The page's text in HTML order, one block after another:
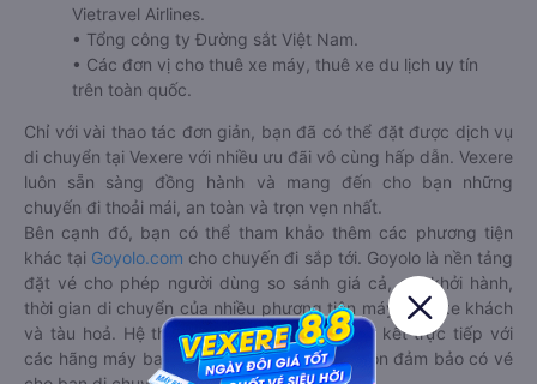
Vietravel Airlines.
• Tổng công ty Đường sắt Việt Nam.
• Các đơn vị cho thuê xe máy, thuê xe du lịch uy tín
trên toàn quốc.
Chỉ với vài thao tác đơn giản, bạn đã có thể đặt được dịch vụ
di chuyển tại Vexere với nhiều ưu đãi vô cùng hấp dẫn. Vexere
luôn sẵn sàng đồng hành và mang đến cho bạn những
chuyến đi thoải mái, an toàn và trọn vẹn nhất.
Bên cạnh đó, bạn có thể tham khảo thêm các phương tiện
khác tại Goyolo.com cho chuyến đi sắp tới. Goyolo là nền tảng
đặt vé cho phép người dùng so sánh giá cả, giờ khởi hành,
thời gian di chuyển của nhiều phương tiện máy bay, xe khách
và tàu hoả. Hệ thống của Goyolo được liên kết trực tiếp với
các hãng máy bay, xe khách và tàu hoả, luôn đảm bảo có vé